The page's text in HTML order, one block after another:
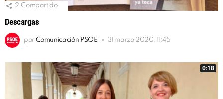
2 Compartido
Descargas
por Comunicación PSOE 31 marzo 2020, 11:45
0:18